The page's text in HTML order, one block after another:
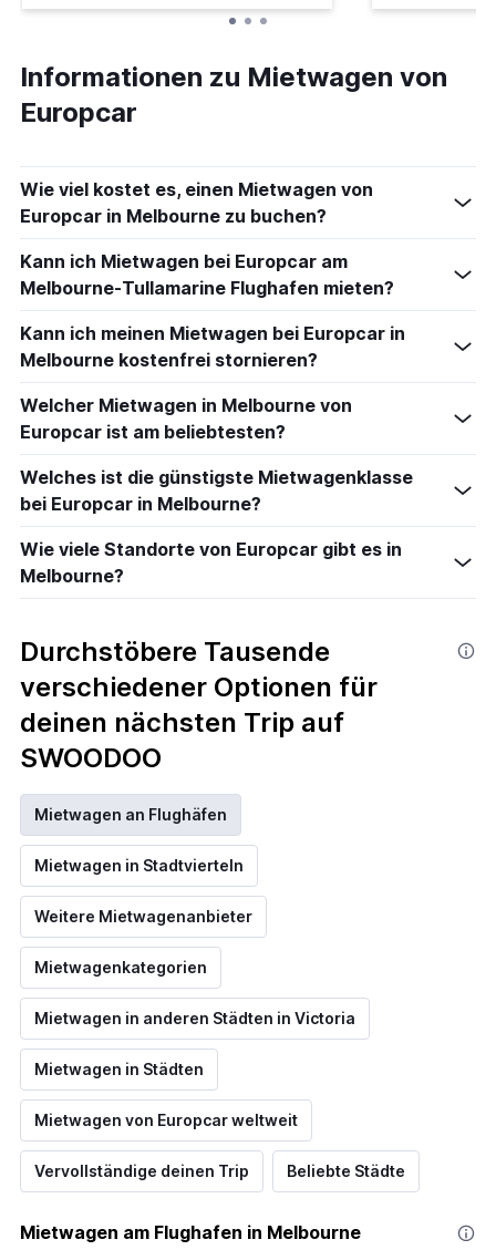
Informationen zu Mietwagen von
Europcar
Wie viel kostet es, einen Mietwagen von
Europcar in Melbourne zu buchen?
Kann ich Mietwagen bei Europcar am
Melbourne-Tullamarine Flughafen mieten?
Kann ich meinen Mietwagen bei Europcar in
Melbourne kostenfrei stornieren?
Welcher Mietwagen in Melbourne von
Europcar ist am beliebtesten?
Welches ist die günstigste Mietwagenklasse
bei Europcar in Melbourne?
Wie viele Standorte von Europcar gibt es in
Melbourne?
Durchstöbere Tausende
verschiedener Optionen für
deinen nächsten Trip auf
SWOODOO
Mietwagen an Flughäfen
Mietwagen in Stadtvierteln
Weitere Mietwagenanbieter
Mietwagenkategorien
Mietwagen in anderen Städten in Victoria
Mietwagen in Städten
Mietwagen von Europcar weltweit
Vervollständige deinen Trip Beliebte Städte
Mietwagen am Flughafen in Melbourne